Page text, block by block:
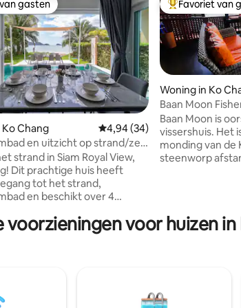
van 4,92 uit 5, 13 recensies
gasten
gasten
Chang Gemiddelde beoordeling van
4,94 (34)
en uitzicht op strand/zee
2D
strand in Siam Royal View,
tot het strand,
en beschikt over 4
het prachtige uitzicht op
vanuit het comfort van je
Dit huis is perfect
Topfavoriet
Favoriet van
Woning in Ko
Baan Moon
water, 2
Baan Moon is
vissershuis. Het
monding van de
steenworp
ervaren. Het is een rustige plek weg van
de drukte en is
hadden geen
voorzieningen voor huizen